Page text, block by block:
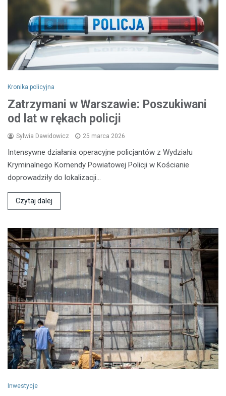
Kronika policyjna
Zatrzymani w Warszawie: Poszukiwani
od lat w rękach policji
Sylwia Dawidowicz 25 marca 2026
Intensywne działania operacyjne policjantów z Wydziału
Kryminalnego Komendy Powiatowej Policji w Kościanie
doprowadziły do lokalizacji…
Czytaj dalej
Inwestycje